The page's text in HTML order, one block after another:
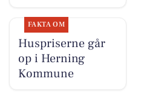
FAKTA OM
Huspriserne går
op i Herning
Kommune